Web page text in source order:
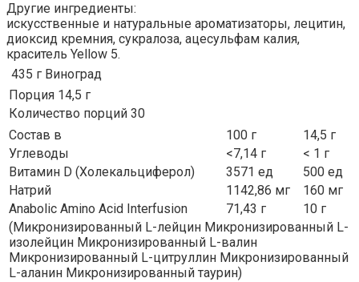
Другие ингредиенты:
искусственные и натуральные ароматизаторы, лецитин,
диоксид кремния, сукралоза, ацесульфам калия,
краситель Yellow 5.
435 г Виноград
Порция 14,5 г
Количество порций 30
Состав в
100 г
14,5 г
Углеводы
<7,14 г
< 1 г
Витамин D (Холекальциферол)
3571 ед
500 ед
Натрий
1142,86 мг
160 мг
Anabolic Amino Acid Interfusion
71,43 г
10 г
(Микронизированный L-лейцин Микронизированный L-
изолейцин Микронизированный L-валин
Микронизированный L-цитруллин Микронизированный
L-аланин Микронизированный таурин)